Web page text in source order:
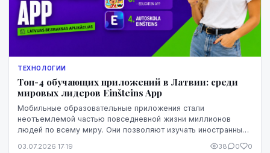
ТЕХНОЛОГИИ
Топ-4 обучающих приложений в Латвии: среди
мировых лидеров Einšteins App
Мобильные образовательные приложения стали
неотъемлемой частью повседневной жизни миллионов
людей по всему миру. Они позволяют изучать иностранные
03.07.2026 17:19 38 0 0